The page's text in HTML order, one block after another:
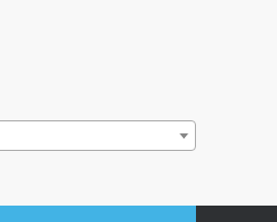
7／10捐血公益活動 邀
恐罹癌? 醫師釋